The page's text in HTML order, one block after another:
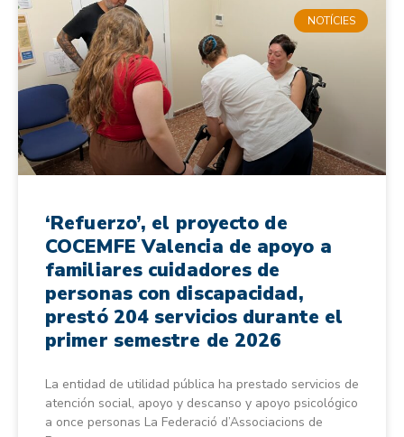
NOTÍCIES
‘Refuerzo’, el proyecto de
COCEMFE Valencia de apoyo a
familiares cuidadores de
personas con discapacidad,
prestó 204 servicios durante el
primer semestre de 2026
La entidad de utilidad pública ha prestado servicios de
atención social, apoyo y descanso y apoyo psicológico
a once personas La Federació d’Associacions de